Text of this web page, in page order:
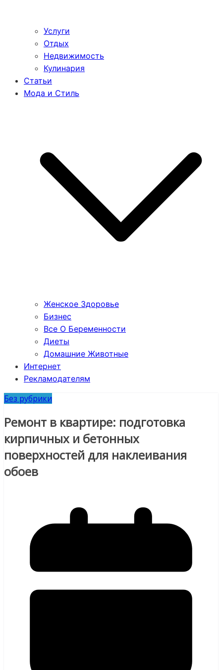
Услуги
Отдых
Недвижимость
Кулинария
Статьи
Мода и Стиль
Женское Здоровье
Бизнес
Все О Беременности
Диеты
Домашние Животные
Интернет
Рекламодателям
Без рубрики
Ремонт в квартире: подготовка
кирпичных и бетонных
поверхностей для наклеивания
обоев